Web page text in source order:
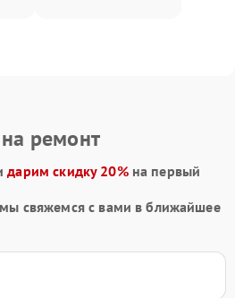
на ремонт
дарим скидку 20%на первый
свяжемся с вами в ближайшее